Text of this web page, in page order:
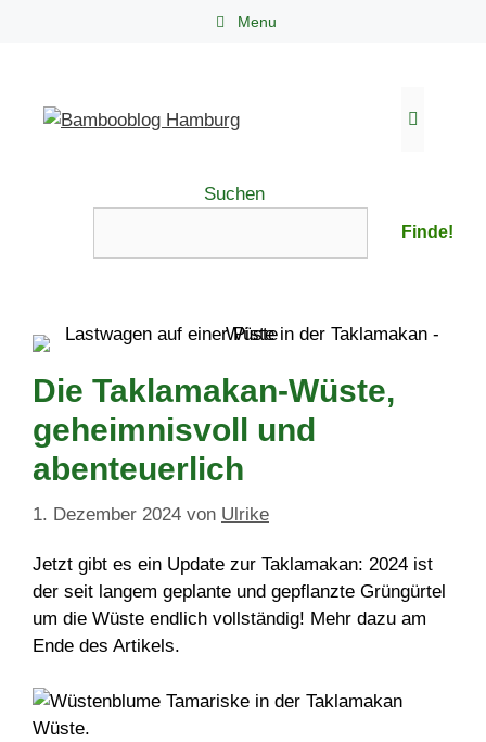
Menu
Suchen
Finde!
Die Taklamakan-Wüste,
geheimnisvoll und
abenteuerlich
1. Dezember 2024 von Ulrike
Jetzt gibt es ein Update zur Taklamakan: 2024 ist
der seit langem geplante und gepflanzte Grüngürtel
um die Wüste endlich vollständig! Mehr dazu am
Ende des Artikels.